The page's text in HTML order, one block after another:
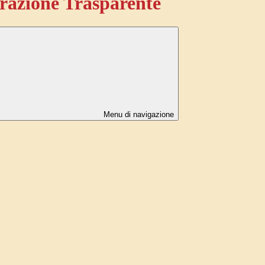
Menu di navigazione